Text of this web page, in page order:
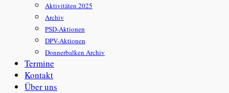
Aktivitäten 2025
Archiv
PSD-Aktionen
DPV-Aktionen
Donnerbalken Archiv
Termine
Kontakt
Über uns